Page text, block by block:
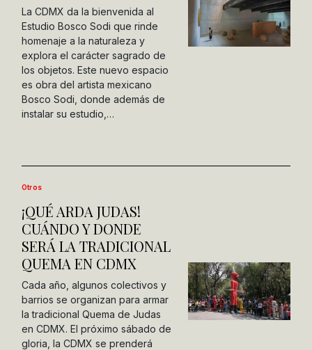
La CDMX da la bienvenida al
Estudio Bosco Sodi que rinde
homenaje a la naturaleza y
explora el carácter sagrado de
los objetos. Este nuevo espacio
es obra del artista mexicano
Bosco Sodi, donde además de
instalar su estudio,…
Otros
¡QUÉ ARDA JUDAS!
CUÁNDO Y DONDE
SERÁ LA TRADICIONAL
QUEMA EN CDMX
Cada año, algunos colectivos y
barrios se organizan para armar
la tradicional Quema de Judas
en CDMX. El próximo sábado de
gloria, la CDMX se prenderá